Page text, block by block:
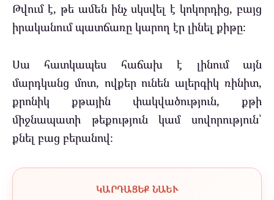
Թվում է, թե ամեն ինչ սկսվել է կոկորդից, բայց
իրականում պատճառը կարող էր լինել քիթը։
Սա հատկապես հաճախ է լինում այն
մարդկանց մոտ, ովքեր ունեն ալերգիկ ռինիտ,
քրոնիկ քթային փակվածություն, քթի
միջնապատի թեքություն կամ սովորություն՝
քնել բաց բերանով։
ԿԱՐԴԱՑԵՔ ՆԱԵՒ